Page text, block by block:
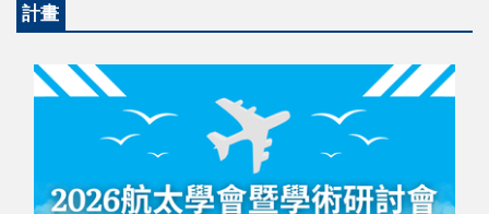
計畫